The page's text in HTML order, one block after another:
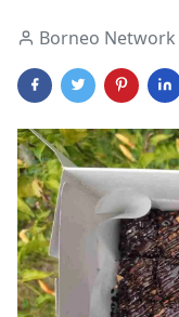
Borneo Network